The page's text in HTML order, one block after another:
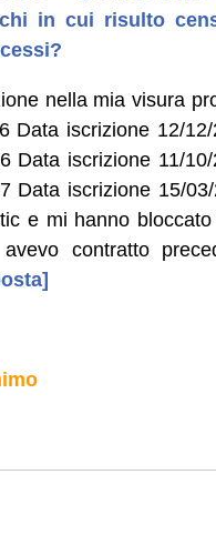
in cui risulto
nella mia visura
Data iscrizione 12/
Data iscrizione 11/
Data iscrizione 15/
e mi hanno
contratto